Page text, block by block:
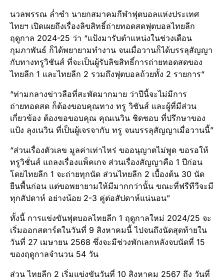
นวลพรรณ ล่ำซำ นายกสมาคมกีฬาฟุตบอลแห่งประเทศ
ไทยฯ เปิดเผยถึงเรื่องลิขสิทธิ์ถ่ายทอดสดฟุตบอลไทยลีก
ฤดูกาล 2024-25 ว่า “แป้งมารับตำแหน่งในช่วงเดือน
กุมภาพันธ์ ก็ได้พยายามทำงาน จนเมื่อวานก็ได้บรรลุสัญญา
กับทางทรูวิชันส์ ที่จะเป็นผู้รับลิขสิทธิ์การถ่ายทอดสดของ
ไทยลีก 1 และไทยลีก 2 รวมถึงฟุตบอลถ้วยทั้ง 2 รายการ“
“ท่ามกลางข่าวลือที่สะพัดมากมาย ว่าปีนี้จะไม่มีการ
ถ่ายทอดสด ก็ต้องขอบคุณทาง ทรู วิชันส์ และผู้ที่มีส่วน
เกี่ยวข้อง ต้องขอขอบคุณ คุณเนวิน ชิดชอบ ที่ปรึกษาของ
แป้ง ลุงเนวิน ที่เป็นผู้เจรจากับ ทรู จนบรรลุสัญญาเมื่อวานนี้”
“ส่วนเรื่องตัวเลข มูลค่าเท่าไหร่ ขออนุญาตไม่พูด ขอรอให้
ทรูวิชั่นส์ แถลงเรื่องแพ็คเกจ ส่วนเรื่องสัญญาคือ 1 ปีก่อน
โดยไทยลีก 1 จะถ่ายทุกนัด ส่วนไทยลีก 2 เบื้องต้น 30 นัด
ยืนพื้นก่อน แต่ขอพยายามให้มีมากกว่านั้น ขณะที่ฟรีทีวีจะมี
ทุกสัปดาห์ อย่างน้อย 2-3 คู่ต่อสัปดาห์แน่นอน”
ทั้งนี้ การแข่งขันฟุตบอลไทยลีก 1 ฤดูกาลใหม่ 2024/25 จะ
เริ่มออกสตาร์ตในวันที่ 9 สิงหาคมนี้ ไปจนถึงนัดสุดท้ายใน
วันที่ 27 เมษายน 2568 ซึ่งจะมีช่วงพักเลกหลังจบนัดที่ 15
ของฤดูกาลจำนวน 54 วัน
ส่วน ไทยลีก 2 เริ่มแข่งขันวันที่ 10 สิงหาคม 2567 ถึง วันที่